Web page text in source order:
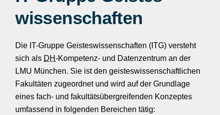
wissenschaften
Die IT-Gruppe Geisteswissenschaften (ITG) versteht
sich als DH-Kompetenz- und Datenzentrum an der
LMU München. Sie ist den geisteswissenschaftlichen
Fakultäten zugeordnet und wird auf der Grundlage
eines fach- und fakultätsübergreifenden Konzeptes
umfassend in folgenden Bereichen tätig: